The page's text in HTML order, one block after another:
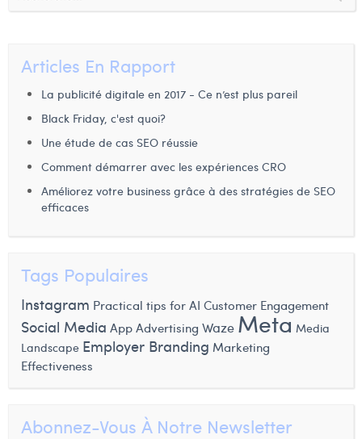
Articles En Rapport
La publicité digitale en 2017 - Ce n’est plus pareil
Black Friday, c'est quoi?
Une étude de cas SEO réussie
Comment démarrer avec les expériences CRO
Améliorez votre business grâce à des stratégies de SEO
efficaces
Tags Populaires
Instagram Practical tips for AI Customer Engagement
Social Media App Advertising Waze Meta Media
Landscape Employer Branding Marketing
Effectiveness
Abonnez-Vous À Notre Newsletter